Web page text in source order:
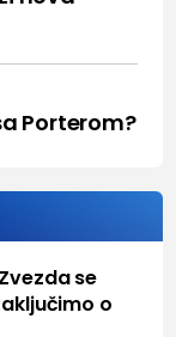
Porterom?
se
o